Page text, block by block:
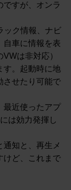
すが、オンラ
ック情報、ナビ
自車に情報を表
は非対応）
す。起動時に地
させたり可能で
最近使ったアプ
は効力発揮し
通知と、再生メ
けど、これまで